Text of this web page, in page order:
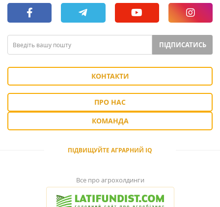
ПІДПИСАТИСЬ
КОНТАКТИ
ПРО НАС
КОМАНДА
ПІДВИЩУЙТЕ АГРАРНИЙ IQ
Все про агрохолдинги